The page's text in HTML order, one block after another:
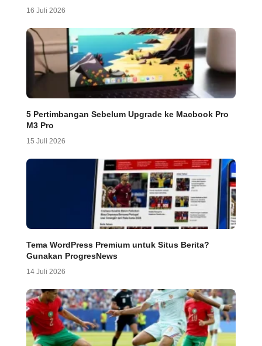
16 Juli 2026
5 Pertimbangan Sebelum Upgrade ke Macbook Pro
M3 Pro
15 Juli 2026
Tema WordPress Premium untuk Situs Berita?
Gunakan ProgresNews
14 Juli 2026